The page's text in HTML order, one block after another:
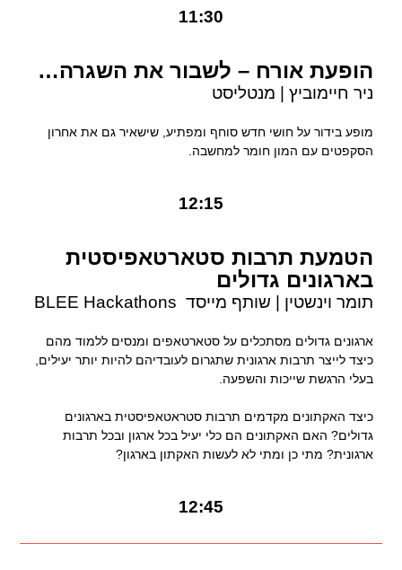
11:30
הופעת אורח – לשבור את השגרה…
ניר חיימוביץ | מנטליסט
מופע בידור על חושי חדש סוחף ומפתיע, שישאיר גם את אחרון
הסקפטים עם המון חומר למחשבה.
12:15
הטמעת תרבות סטארטאפיסטית
בארגונים גדולים
תומר וינשטין | שותף מייסד BLEE Hackathons
ארגונים גדולים מסתכלים על סטארטאפים ומנסים ללמוד מהם
כיצד לייצר תרבות ארגונית שתגרום לעובדיהם להיות יותר יעילים,
בעלי הרגשת שייכות והשפעה.
כיצד האקתונים מקדמים תרבות סטראטאפיסטית בארגונים
גדולים? האם האקתונים הם כלי יעיל בכל ארגון ובכל תרבות
ארגונית? מתי כן ומתי לא לעשות האקתון בארגון?
12:45